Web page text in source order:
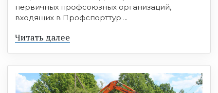
первичных профсоюзных организаций,
входящих в Профспорттур ...
Читать далее